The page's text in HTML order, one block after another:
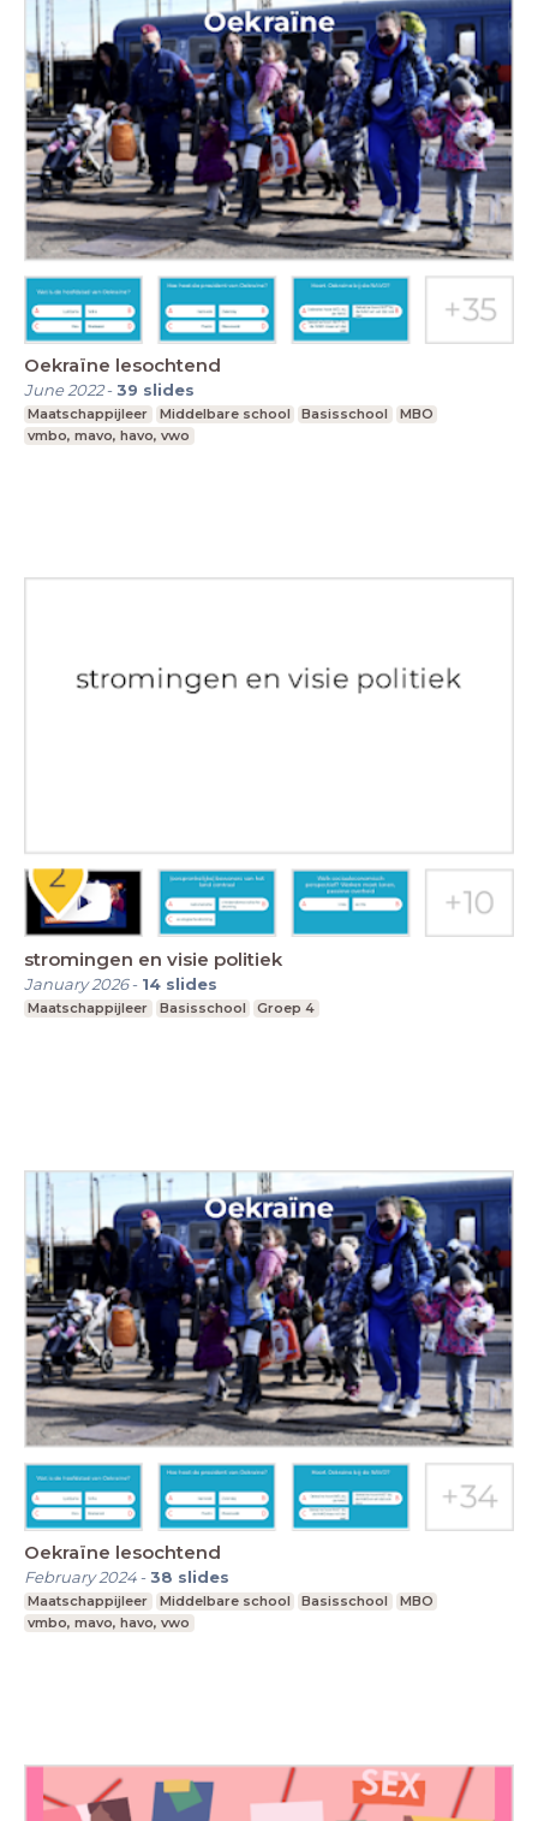
Oekraïne lesochtend
June 2022-39 slides
Maatschappijleer Middelbare school Basisschool
MBO
vmbo, mavo, havo, vwo
stromingen en visie politiek
January 2026- 14 slides
Maatschappijleer Basisschool Groep 4
Oekraïne lesochtend
February 2024-38 slides
Maatschappijleer Middelbare school Basisschool
MBO
vmbo, mavo, havo, vwo